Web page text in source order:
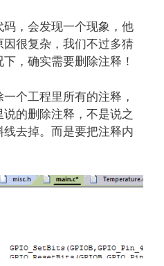
，会发现一个现象，他
很复杂，我们不过多猜
，确实需要删除注释！
个工程里所有的注释，
的删除注释，不是说之
去掉。而是要把注释内